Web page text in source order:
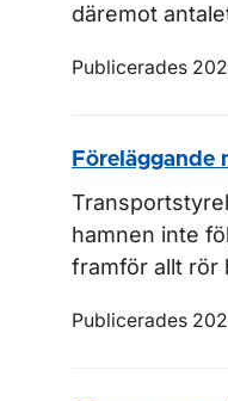
däremot
Publicerades
Föreläggande
hamnen inte
framför allt rör
Publicerades